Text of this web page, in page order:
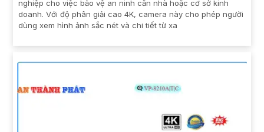
nghiệp cho việc bảo vệ an ninh căn nhà hoặc cơ sở kinh
doanh. Với độ phân giải cao 4K, camera này cho phép người
dùng xem hình ảnh sắc nét và chi tiết từ xa